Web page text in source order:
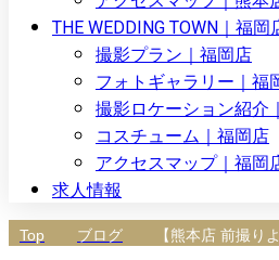
THE WEDDING TOWN｜福岡
撮影プラン｜福岡店
フォトギャラリー｜福
撮影ロケーション紹介
コスチューム｜福岡店
アクセスマップ｜福岡
求人情報
Top ブログ 【熊本店 前撮り